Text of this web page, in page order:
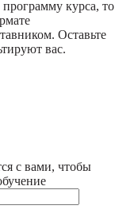
курса, то
Оставьте
вас.
с вами, чтобы